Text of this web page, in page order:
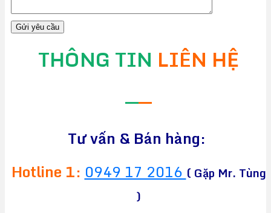
THÔNG TIN LIÊN HỆ
——
Tư vấn & Bán hàng:
Hotline 1: 0949 17 2016 ( Gặp Mr. Tùng
)